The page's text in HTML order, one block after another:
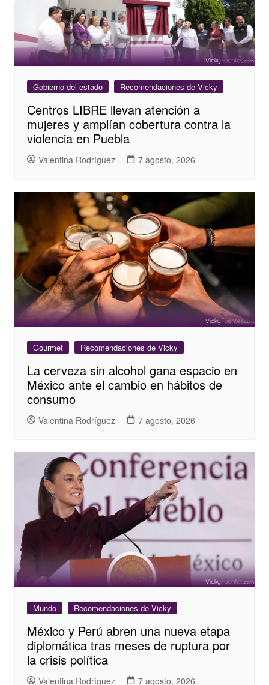
Gobierno del estado Recomendaciones de Vicky
Centros LIBRE llevan atención a
mujeres y amplían cobertura contra la
violencia en Puebla
Valentina Rodríguez 7 agosto, 2026
Gourmet Recomendaciones de Vicky
La cerveza sin alcohol gana espacio en
México ante el cambio en hábitos de
consumo
Valentina Rodríguez 7 agosto, 2026
Mundo Recomendaciones de Vicky
México y Perú abren una nueva etapa
diplomática tras meses de ruptura por
la crisis política
Valentina Rodríguez 7 agosto, 2026